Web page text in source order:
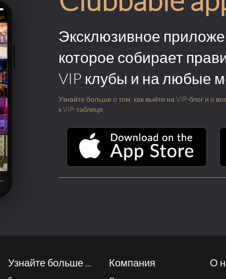
Эксклюзивное
которое собирает
VIP клубы и на любые
Узнайте больше о том, как выйти на VIP-блог и о
к VIP-таблице.
Узнайте больше ... Компания О